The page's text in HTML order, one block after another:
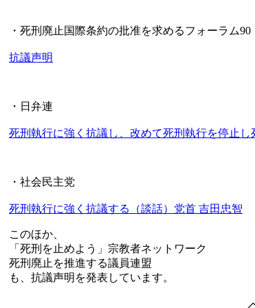
・死刑廃止国際条約の批准を求めるフォーラム90
抗議声明
・日弁連
死刑執行に強く抗議し、改めて死刑執行を停止
・社会民主党
死刑執行に強く抗議する（談話）党首 吉田忠智
このほか、
「死刑を止めよう」宗教者ネットワーク
死刑廃止を推進する議員連盟
も、抗議声明を発表しています。